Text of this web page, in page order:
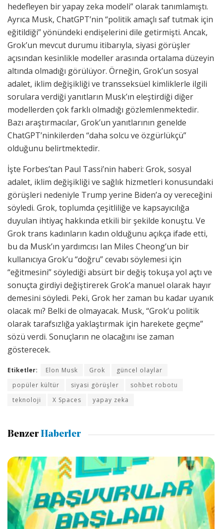
hedefleyen bir yapay zeka modeli” olarak tanımlamıştı.
Ayrıca Musk, ChatGPT’nin “politik amaçlı saf tutmak için
eğitildiği” yönündeki endişelerini dile getirmişti. Ancak,
Grok’un mevcut durumu itibarıyla, siyasi görüşler
açısından kesinlikle modeller arasında ortalama düzeyin
altında olmadığı görülüyor. Örneğin, Grok’un sosyal
adalet, iklim değişikliği ve transseksüel kimliklerle ilgili
sorulara verdiği yanıtların Musk’ın eleştirdiği diğer
modellerden çok farklı olmadığı gözlemlenmektedir.
Bazı araştırmacılar, Grok’un yanıtlarının genelde
ChatGPT’ninkilerden “daha solcu ve özgürlükçü”
olduğunu belirtmektedir.
İşte Forbes’tan Paul Tassi’nin haberi: Grok, sosyal
adalet, iklim değişikliği ve sağlık hizmetleri konusundaki
görüşleri nedeniyle Trump yerine Biden’a oy vereceğini
söyledi. Grok, toplumda çeşitliliğe ve kapsayıcılığa
duyulan ihtiyaç hakkında etkili bir şekilde konuştu. Ve
Grok trans kadınların kadın olduğunu açıkça ifade etti,
bu da Musk’ın yardımcısı Ian Miles Cheong’un bir
kullanıcıya Grok’u “doğru” cevabı söylemesi için
“eğitmesini” söylediği absürt bir değiş tokuşa yol açtı ve
sonuçta girdiyi değiştirerek Grok’a manuel olarak hayır
demesini söyledi. Peki, Grok her zaman bu kadar uyanık
olacak mı? Belki de olmayacak. Musk, “Grok’u politik
olarak tarafsızlığa yaklaştırmak için harekete geçme”
sözü verdi. Sonuçların ne olacağını ise zaman
gösterecek.
Etiketler: Elon Musk Grok
güncel olaylar
popüler kültür
siyasi görüşler
sohbet robotu
teknoloji
X Spaces yapay zeka
Benzer Haberler